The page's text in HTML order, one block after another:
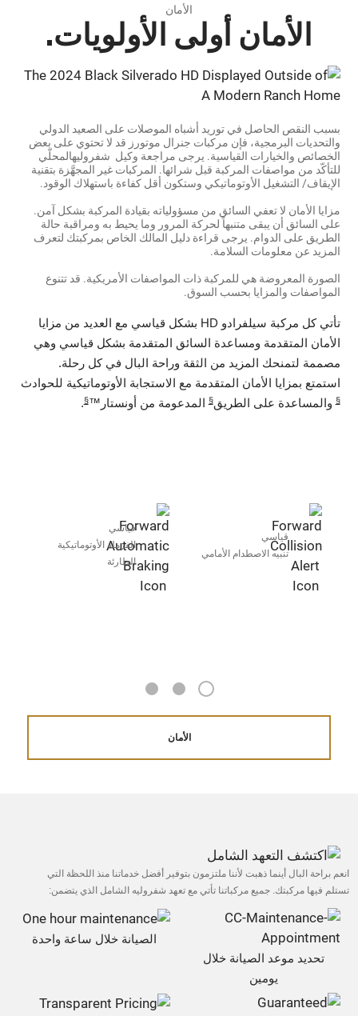
الأمان
الأمان أولى الأولويات.
بسبب النقص الحاصل في توريد أشباه الموصلات على الصعيد الدولي
والتحديات البرمجية، فإن مركبات جنرال موتورز قد لا تحتوي على بعض
الخصائص والخيارات القياسية. يرجى مراجعة وكيل شفروليهالمحلّي
للتأكّد من مواصفات المركبة قبل شرائها. المركبات غير المجهَّزة بتقنية
الإيقاف/ التشغيل الأوتوماتيكي وستكون أقل كفاءة باستهلاك الوقود.
مزايا الأمان لا تعفي السائق من مسؤولياته بقيادة المركبة بشكل آمن.
على السائق أن يبقى متنبهاً لحركة المرور وما يحيط به ومراقبة حالة
الطريق على الدوام. يرجى قراءة دليل المالك الخاص بمركبتك لتعرف
المزيد عن معلومات السلامة.
الصورة المعروضة هي للمركبة ذات المواصفات الأمريكية. قد تتنوع
المواصفات والمزايا بحسب السوق.
تأتي كل مركبة سيلفرادو HD بشكل قياسي مع العديد من مزايا
الأمان المتقدمة ومساعدة السائق المتقدمة بشكل قياسي وهي
مصممة لتمنحك المزيد من الثقة وراحة البال في كل رحلة.
استمتع بمزايا الأمان المتقدمة مع الاستجابة الأوتوماتيكية للحوادث
والمساعدة على الطريق§ المدعومة من أونستار™§
.
قياسي
تنبيه الاصطدام الأمامي
قياسي
الفرملة الأوتوماتيكية
الطارئة
1
2
3
الأمان
انعم براحة البال أينما ذهبت لأننا ملتزمون بتوفير أفضل خدماتنا منذ اللحظة التي
تستلم فيها مركبتك. جميع مركباتنا تأتي مع تعهد شفروليه الشامل الذي يتضمن:
تحديد موعد الصيانة خلال
يومين
الصيانة خلال ساعة واحدة